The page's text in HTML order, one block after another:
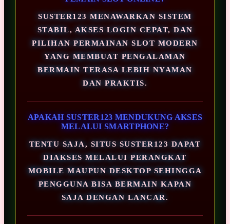
SUSTER123 MENAWARKAN SISTEM
STABIL, AKSES LOGIN CEPAT, DAN
PILIHAN PERMAINAN SLOT MODERN
YANG MEMBUAT PENGALAMAN
BERMAIN TERASA LEBIH NYAMAN
DAN PRAKTIS.
APAKAH SUSTER123 MENDUKUNG AKSES
MELALUI SMARTPHONE?
TENTU SAJA, SITUS SUSTER123 DAPAT
DIAKSES MELALUI PERANGKAT
MOBILE MAUPUN DESKTOP SEHINGGA
PENGGUNA BISA BERMAIN KAPAN
SAJA DENGAN LANCAR.